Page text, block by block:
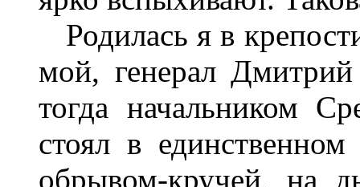
Родилась я в
мой, генерал
тогда начальником
стоял в
обрывом-кручей, на